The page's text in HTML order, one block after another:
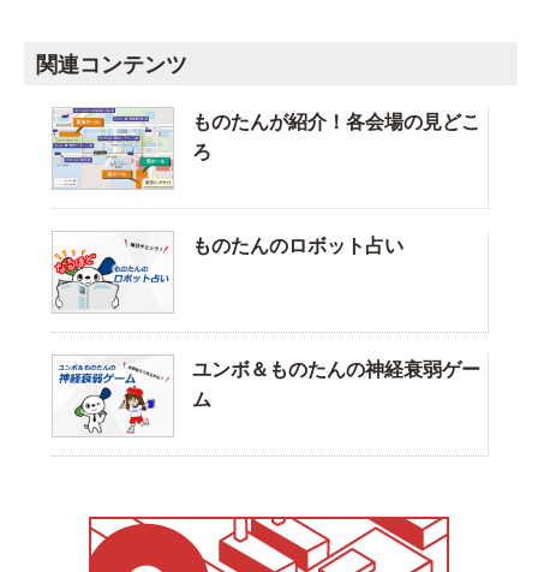
関連コンテンツ
ものたんが紹介！各会場の見どこ
ろ
ものたんのロボット占い
ユンボ＆ものたんの神経衰弱ゲー
ム